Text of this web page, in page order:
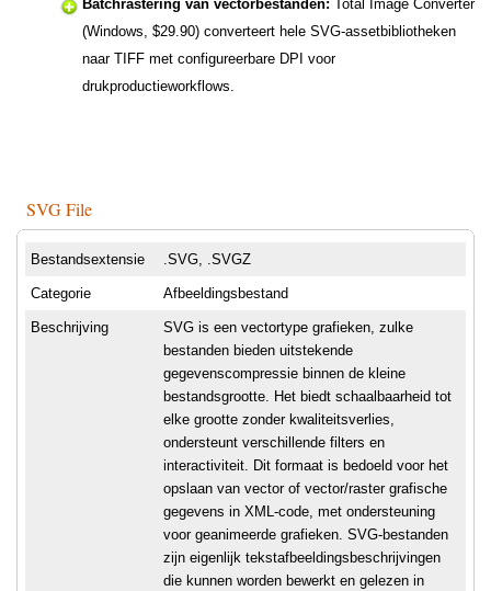
Batchrastering van vectorbestanden: Total Image Converter
(Windows, $29.90) converteert hele SVG-assetbibliotheken
naar TIFF met configureerbare DPI voor
drukproductieworkflows.
SVG File
Bestandsextensie .SVG, .SVGZ
Categorie Afbeeldingsbestand
Beschrijving
SVG is een vectortype grafieken, zulke
bestanden bieden uitstekende
gegevenscompressie binnen de kleine
bestandsgrootte. Het biedt schaalbaarheid tot
elke grootte zonder kwaliteitsverlies,
ondersteunt verschillende filters en
interactiviteit. Dit formaat is bedoeld voor het
opslaan van vector of vector/raster grafische
gegevens in XML-code, met ondersteuning
voor geanimeerde grafieken. SVG-bestanden
zijn eigenlijk tekstafbeeldingsbeschrijvingen
die kunnen worden bewerkt en gelezen in